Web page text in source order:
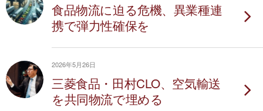
食品物流に迫る危機、異業種連
携で弾力性確保を
2026年5月26日
三菱食品・田村CLO、空気輸送
を共同物流で埋める